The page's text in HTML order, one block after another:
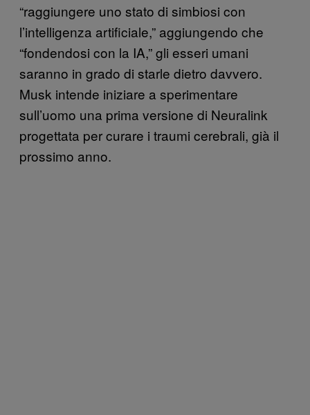
“raggiungere uno stato di simbiosi con
l’intelligenza artificiale,” aggiungendo che
“fondendosi con la IA,” gli esseri umani
saranno in grado di starle dietro davvero.
Musk intende iniziare a sperimentare
sull’uomo una prima versione di Neuralink
progettata per curare i traumi cerebrali, già il
prossimo anno.